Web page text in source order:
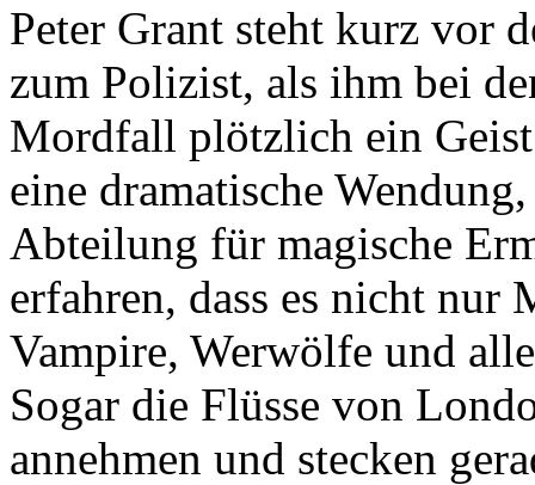
Peter Grant steht kurz vor
zum Polizist, als ihm bei
Mordfall plötzlich ein Geist
eine dramatische
Abteilung für magische
erfahren, dass es nicht nur
Vampire, Werwölfe und
Sogar die Flüsse von
annehmen und stecken